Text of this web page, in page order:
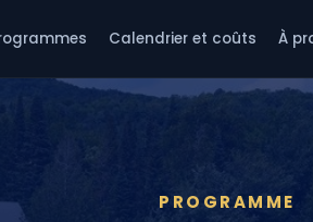
Calendrier et coûts À
PROGRAMME